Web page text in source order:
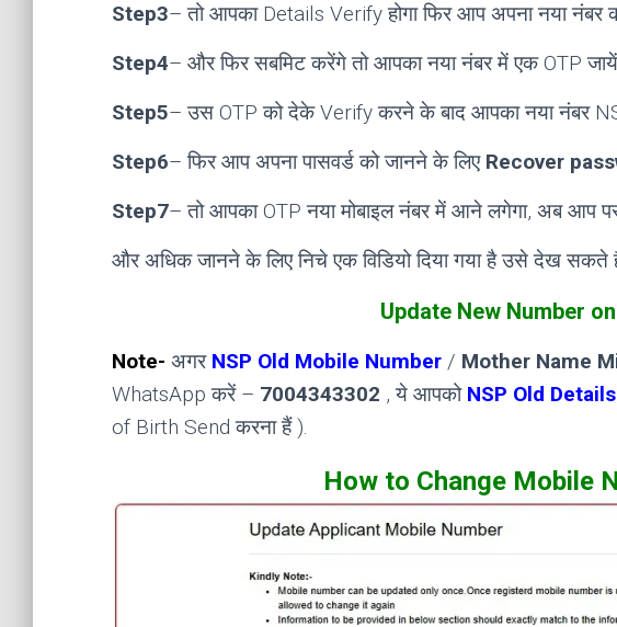
Step3– तो आपका Details Verify होगा फिर आप अपना नया नंबर
Step4– और फिर सबमिट करेंगे तो आपका नया नंबर में एक OTP
Step5– उस OTP को देके Verify करने के बाद आपका नया नंबर
Step6– फिर आप अपना पासवर्ड को जानने के लिए Recover
Step7– तो आपका OTP नया मोबाइल नंबर में आने लगेगा, अब आप
और अधिक जानने के लिए निचे एक विडियो दिया गया है उसे देख सकते
Update New Number
Note- अगर NSP Old Mobile Number / Mother Name
WhatsApp करें – 7004343302 , ये आपको NSP Old Details
of Birth Send करना हैं ).
How to Change Mobile